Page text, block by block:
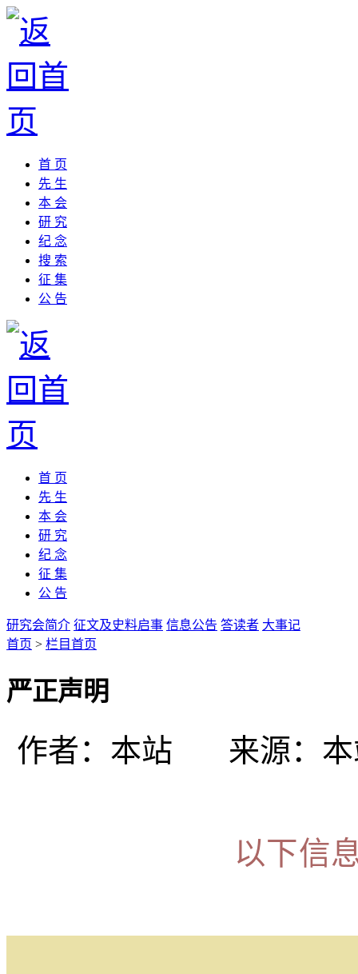
首 页
先 生
本 会
研 究
纪 念
搜 索
征 集
公 告
首 页
先 生
本 会
研 究
纪 念
征 集
公 告
研究会简介 征文及史料启事 信息公告 答读者 大事记
首页 > 栏目首页
严正声明
作者： 本站 来源：
以下信